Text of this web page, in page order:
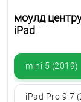
моулд
iPad
mini 5 (2019)
iPad Pro 9.7